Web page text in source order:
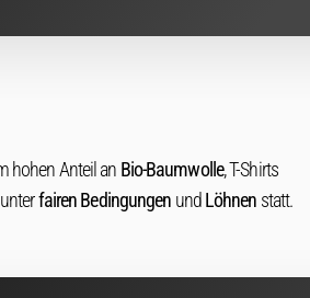
hohen Anteil an Bio-Baumwolle, T-Shirts
fairen Bedingungen undLöhnen statt.